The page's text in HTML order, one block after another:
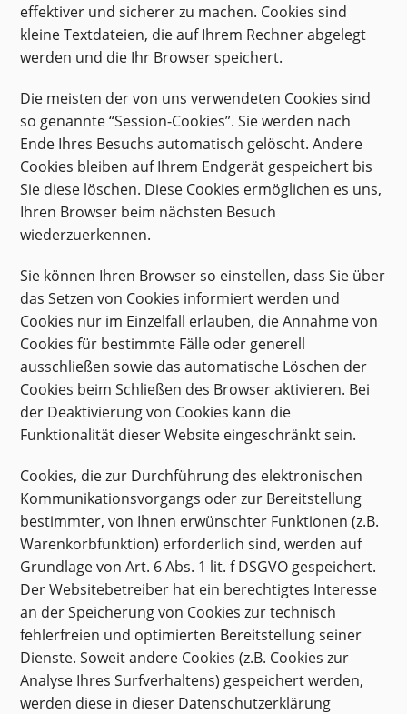
effektiver und sicherer zu machen. Cookies sind
kleine Textdateien, die auf Ihrem Rechner abgelegt
werden und die Ihr Browser speichert.
Die meisten der von uns verwendeten Cookies sind
so genannte “Session-Cookies”. Sie werden nach
Ende Ihres Besuchs automatisch gelöscht. Andere
Cookies bleiben auf Ihrem Endgerät gespeichert bis
Sie diese löschen. Diese Cookies ermöglichen es uns,
Ihren Browser beim nächsten Besuch
wiederzuerkennen.
Sie können Ihren Browser so einstellen, dass Sie über
das Setzen von Cookies informiert werden und
Cookies nur im Einzelfall erlauben, die Annahme von
Cookies für bestimmte Fälle oder generell
ausschließen sowie das automatische Löschen der
Cookies beim Schließen des Browser aktivieren. Bei
der Deaktivierung von Cookies kann die
Funktionalität dieser Website eingeschränkt sein.
Cookies, die zur Durchführung des elektronischen
Kommunikationsvorgangs oder zur Bereitstellung
bestimmter, von Ihnen erwünschter Funktionen (z.B.
Warenkorbfunktion) erforderlich sind, werden auf
Grundlage von Art. 6 Abs. 1 lit. f DSGVO gespeichert.
Der Websitebetreiber hat ein berechtigtes Interesse
an der Speicherung von Cookies zur technisch
fehlerfreien und optimierten Bereitstellung seiner
Dienste. Soweit andere Cookies (z.B. Cookies zur
Analyse Ihres Surfverhaltens) gespeichert werden,
werden diese in dieser Datenschutzerklärung